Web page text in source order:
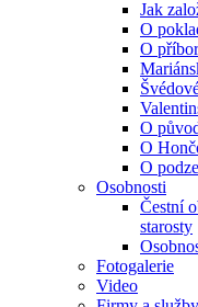
Jak
O
O
O
O
O
Osobnosti
Čestní
starosty
Fotogalerie
Video